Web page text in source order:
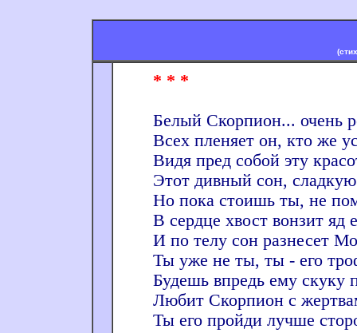
* * *
Белый Скорпион... очень
Всех пленяет он, кто же
Видя пред собой эту
Этот дивный сон,
Но пока стоишь ты, не
В сердце хвост вонзит яд
И по телу сон разнесет
Ты уже не ты, ты - его
Будешь впредь ему скуку
Любит Скорпион с
Ты его пройди лучше